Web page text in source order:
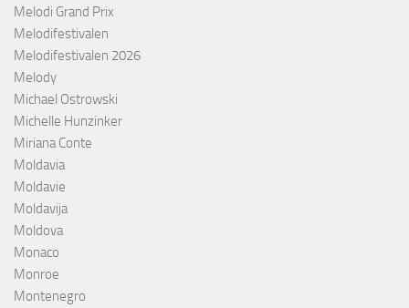
Melodi Grand Prix
Melodifestivalen
Melodifestivalen 2026
Melody
Michael Ostrowski
Michelle Hunzinker
Miriana Conte
Moldavia
Moldavie
Moldavija
Moldova
Monaco
Monroe
Montenegro